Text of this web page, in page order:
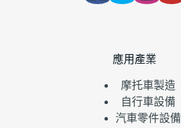
應用產業
摩托車製造
自行車設備
汽車零件設備